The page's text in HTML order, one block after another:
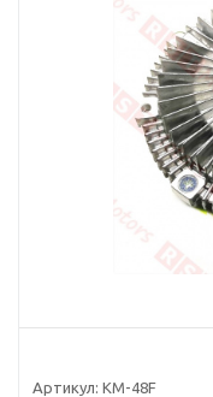
Артикул: KM-48F